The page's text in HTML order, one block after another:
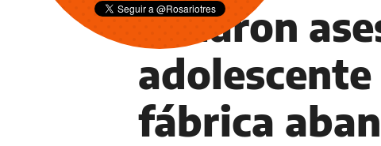
hallaron
adolescente
fábrica